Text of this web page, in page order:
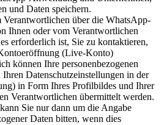
und Daten speichern.
über die WhatsApp-
Ihnen oder vom Verantwortlichen
erforderlich ist, Sie zu kontaktieren,
(Live-Konto)
können Ihre personenbezogenen
Datenschutzeinstellungen in der
in Form Ihres Profilbildes und Ihrer
Verantwortlichen übermittelt werden.
Sie nur dann um die Angabe
Daten bitten, wenn dies